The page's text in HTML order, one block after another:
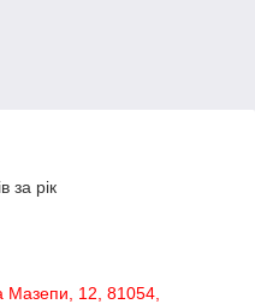
за рік
Мазепи, 12, 81054,